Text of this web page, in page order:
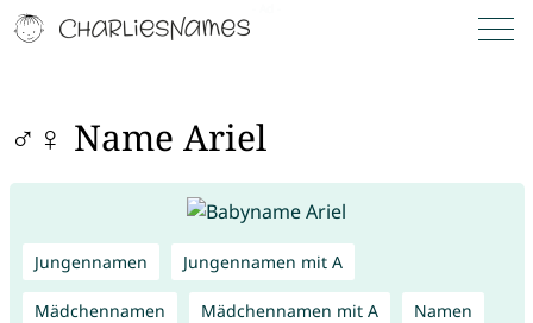
♂♀ Name Ariel
Jungennamen Jungennamen mit A
Mädchennamen Mädchennamen mit A Namen